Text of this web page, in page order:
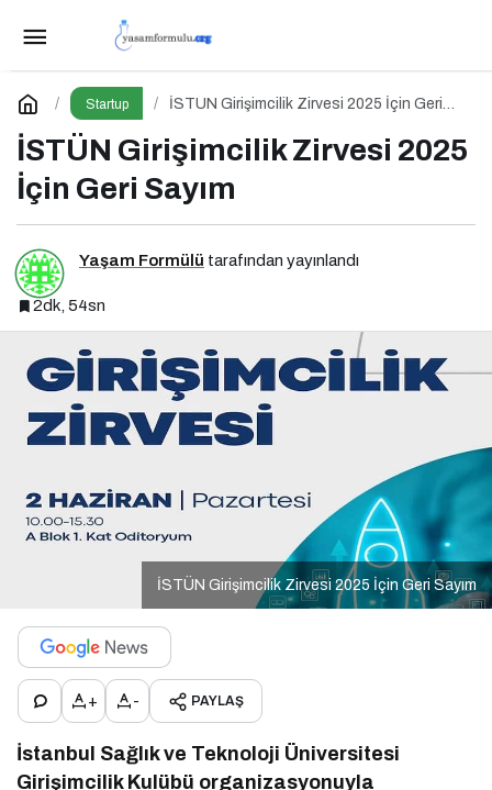
Startup
İSTÜN Girişimcilik Zirvesi 2025 İçin Geri
İSTÜN Girişimcilik Zirvesi 2025
İçin Geri Sayım
Yaşam Formülü tarafından yayınlandı
2dk, 54sn
İSTÜN Girişimcilik Zirvesi 2025 İçin Geri Sayım
+ - PAYLAŞ
İstanbul Sağlık ve Teknoloji Üniversitesi
Girişimcilik Kulübü organizasyonuyla
Yıldem Terlik, İtalya’da Türkiye’yi Temsil
Edecek Gaziantepli yerli üretici, Avrupa’nın en prestijli
fuarında boy gösterecek
Yorum Yap